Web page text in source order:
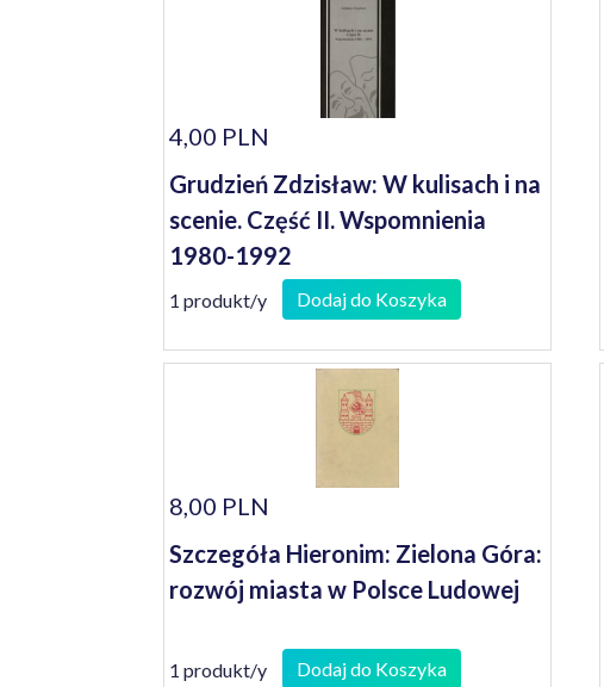
4,00 PLN
Grudzień Zdzisław: W kulisach i na
scenie. Część II. Wspomnienia
1980-1992
1 produkt/y Dodaj do Koszyka
8,00 PLN
Szczegóła Hieronim: Zielona Góra:
rozwój miasta w Polsce Ludowej
1 produkt/y Dodaj do Koszyka